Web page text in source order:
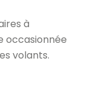
à
occasionnée
volants.